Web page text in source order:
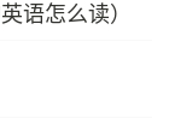
语怎么读）